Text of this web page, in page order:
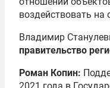
воздействовать
Владимир
правительство
Роман Копин: